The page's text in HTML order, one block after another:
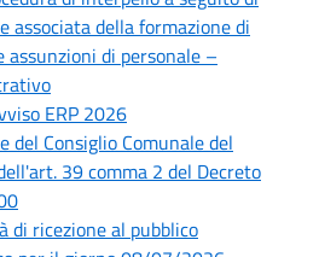
associata della formazione di
di personale –
ERP 2026
del Consiglio Comunale del
39 comma 2 del Decreto
ricezione al pubblico